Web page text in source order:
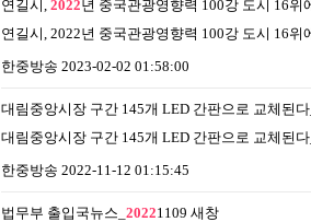
연길시, 2022년 중국관광영향력 100강 도시 16위
연길시, 2022년 중국관광영향력 100강 도시 16위
한중방송 2023-02-02 01:58:00
대림중앙시장 구간 145개 LED 간판으로 교체된
대림중앙시장 구간 145개 LED 간판으로 교체된
한중방송 2022-11-12 01:15:45
법무부 출입국뉴스_ 20221109 새창